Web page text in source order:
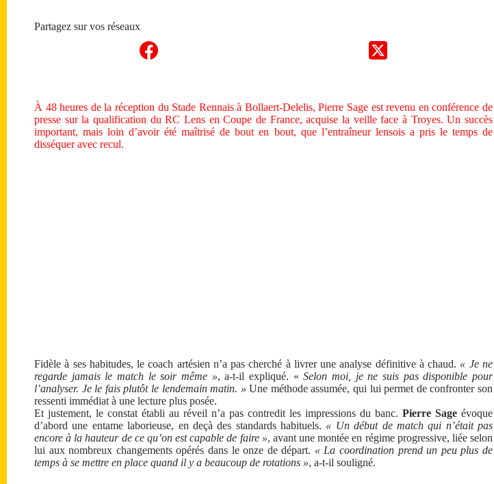
Partagez sur vos réseaux
À 48 heures de la réception du Stade Rennais à Bollaert-Delelis, Pierre Sage est revenu en conférence de
presse sur la qualification du RC Lens en Coupe de France, acquise la veille face à Troyes. Un succès
important, mais loin d’avoir été maîtrisé de bout en bout, que l’entraîneur lensois a pris le temps de
disséquer avec recul.
Fidèle à ses habitudes, le coach artésien n’a pas cherché à livrer une analyse définitive à chaud. « Je ne
regarde jamais le match le soir même », a-t-il expliqué. « Selon moi, je ne suis pas disponible pour
l’analyser. Je le fais plutôt le lendemain matin. » Une méthode assumée, qui lui permet de confronter son
ressenti immédiat à une lecture plus posée.
Et justement, le constat établi au réveil n’a pas contredit les impressions du banc. Pierre Sage évoque
d’abord une entame laborieuse, en deçà des standards habituels. « Un début de match qui n’était pas
encore à la hauteur de ce qu’on est capable de faire », avant une montée en régime progressive, liée selon
lui aux nombreux changements opérés dans le onze de départ. « La coordination prend un peu plus de
temps à se mettre en place quand il y a beaucoup de rotations », a-t-il souligné.